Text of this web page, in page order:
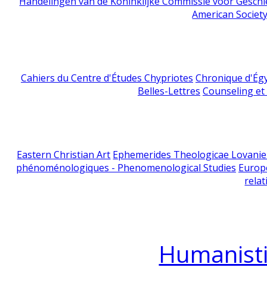
American
Cahiers du Centre d'Études Chypriotes Chronique
Belles-Lettres Counseling
Eastern Christian Art Ephemerides Theologicae
phénoménologiques - Phenomenological Studies